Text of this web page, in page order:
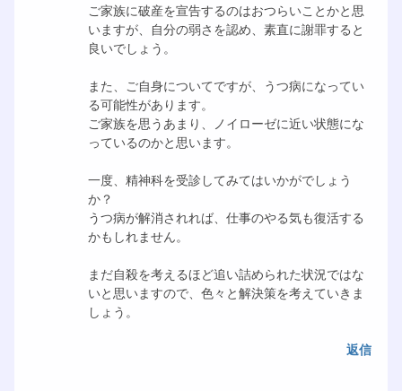
ご家族に破産を宣告するのはおつらいことかと思
いますが、自分の弱さを認め、素直に謝罪すると
良いでしょう。
また、ご自身についてですが、うつ病になってい
る可能性があります。
ご家族を思うあまり、ノイローゼに近い状態にな
っているのかと思います。
一度、精神科を受診してみてはいかがでしょう
か？
うつ病が解消されれば、仕事のやる気も復活する
かもしれません。
まだ自殺を考えるほど追い詰められた状況ではな
いと思いますので、色々と解決策を考えていきま
しょう。
返信